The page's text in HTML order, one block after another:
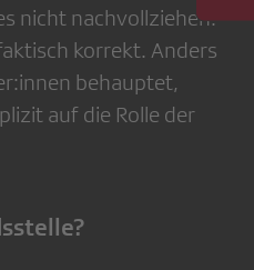
nicht nachvollziehen.
korrekt. Anders
behauptet,
auf die Rolle der